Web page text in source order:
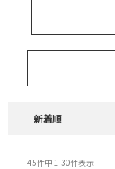
ブランド
新着順
45件中 1 -30件表示